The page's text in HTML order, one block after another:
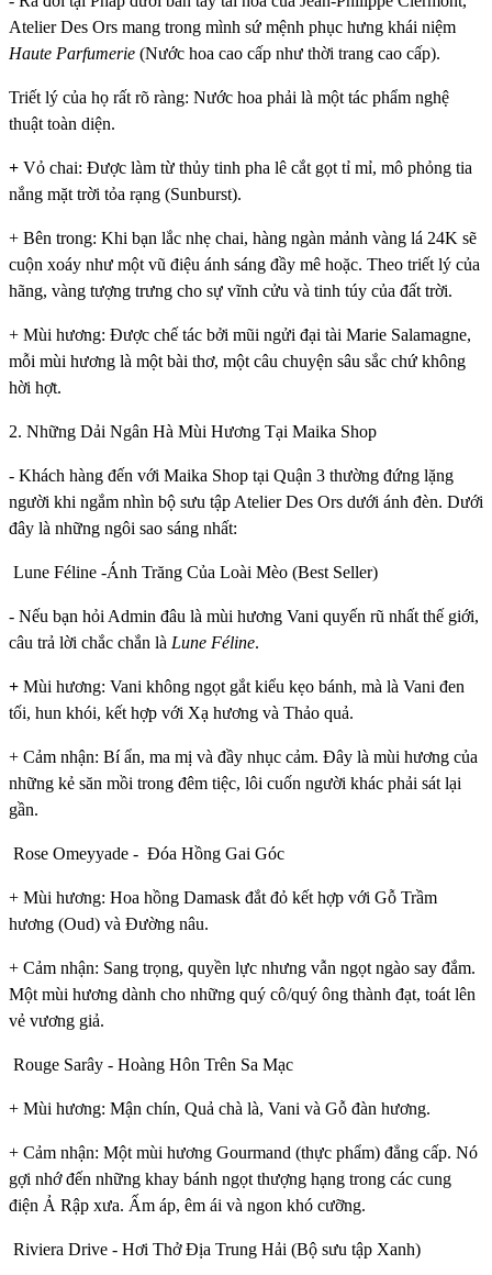
Atelier Des Ors mang trong mình sứ mệnh phục hưng khái niệm
Haute Parfumerie (Nước hoa cao cấp như thời trang cao cấp).
Triết lý của họ rất rõ ràng: Nước hoa phải là một tác phẩm nghệ
thuật toàn diện.
+ Vỏ chai: Được làm từ thủy tinh pha lê cắt gọt tỉ mỉ, mô phỏng tia
nắng mặt trời tỏa rạng (Sunburst).
+ Bên trong: Khi bạn lắc nhẹ chai, hàng ngàn mảnh vàng lá 24K sẽ
cuộn xoáy như một vũ điệu ánh sáng đầy mê hoặc. Theo triết lý của
hãng, vàng tượng trưng cho sự vĩnh cửu và tinh túy của đất trời.
+ Mùi hương: Được chế tác bởi mũi ngửi đại tài Marie Salamagne,
mỗi mùi hương là một bài thơ, một câu chuyện sâu sắc chứ không
hời hợt.
2. Những Dải Ngân Hà Mùi Hương Tại Maika Shop
- Khách hàng đến với Maika Shop tại Quận 3 thường đứng lặng
người khi ngắm nhìn bộ sưu tập Atelier Des Ors dưới ánh đèn. Dưới
đây là những ngôi sao sáng nhất:
Lune Féline -Ánh Trăng Của Loài Mèo (Best Seller)
- Nếu bạn hỏi Admin đâu là mùi hương Vani quyến rũ nhất thế giới,
câu trả lời chắc chắn là Lune Féline.
+ Mùi hương: Vani không ngọt gắt kiểu kẹo bánh, mà là Vani đen
tối, hun khói, kết hợp với Xạ hương và Thảo quả.
+ Cảm nhận: Bí ẩn, ma mị và đầy nhục cảm. Đây là mùi hương của
những kẻ săn mồi trong đêm tiệc, lôi cuốn người khác phải sát lại
gần.
Rose Omeyyade - Đóa Hồng Gai Góc
+ Mùi hương: Hoa hồng Damask đắt đỏ kết hợp với Gỗ Trầm
hương (Oud) và Đường nâu.
+ Cảm nhận: Sang trọng, quyền lực nhưng vẫn ngọt ngào say đắm.
Một mùi hương dành cho những quý cô/quý ông thành đạt, toát lên
vẻ vương giả.
Rouge Sarây - Hoàng Hôn Trên Sa Mạc
+ Mùi hương: Mận chín, Quả chà là, Vani và Gỗ đàn hương.
+ Cảm nhận: Một mùi hương Gourmand (thực phẩm) đẳng cấp. Nó
gợi nhớ đến những khay bánh ngọt thượng hạng trong các cung
điện Ả Rập xưa. Ấm áp, êm ái và ngon khó cưỡng.
Riviera Drive - Hơi Thở Địa Trung Hải (Bộ sưu tập Xanh)